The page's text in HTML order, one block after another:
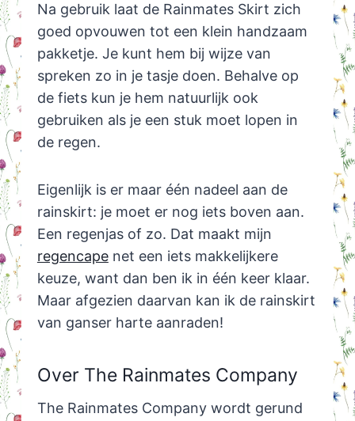
Na gebruik laat de Rainmates Skirt zich
goed opvouwen tot een klein handzaam
pakketje. Je kunt hem bij wijze van
spreken zo in je tasje doen. Behalve op
de fiets kun je hem natuurlijk ook
gebruiken als je een stuk moet lopen in
de regen.
Eigenlijk is er maar één nadeel aan de
rainskirt: je moet er nog iets boven aan.
Een regenjas of zo. Dat maakt mijn
regencapenet een iets makkelijkere
keuze, want dan ben ik in één keer klaar.
Maar afgezien daarvan kan ik de rainskirt
van ganser harte aanraden!
Over The Rainmates Company
The Rainmates Company wordt gerund